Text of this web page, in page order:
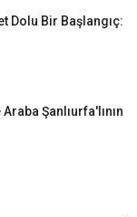
Dolu Bir Başlangıç:
Şanlıurfa'lının